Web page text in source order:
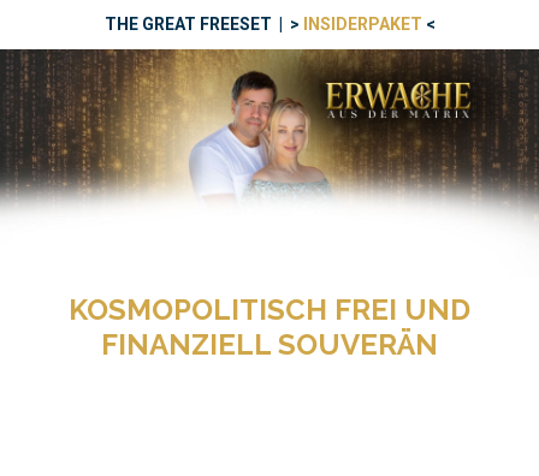
THE GREAT FREESET | > INSIDERPAKET <
KOSMOPOLITISCH FREI UND
FINANZIELL SOUVERÄN